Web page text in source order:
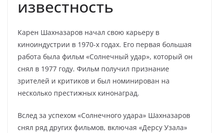
известность
Карен Шахназаров начал свою карьеру в
киноиндустрии в 1970-х годах. Его первая большая
работа была фильм «Солнечный удар», который он
снял в 1977 году. Фильм получил признание
зрителей и критиков и был номинирован на
несколько престижных кинонаград.
Вслед за успехом «Солнечного удара» Шахназаров
снял ряд других фильмов, включая «Дерсу Узала»